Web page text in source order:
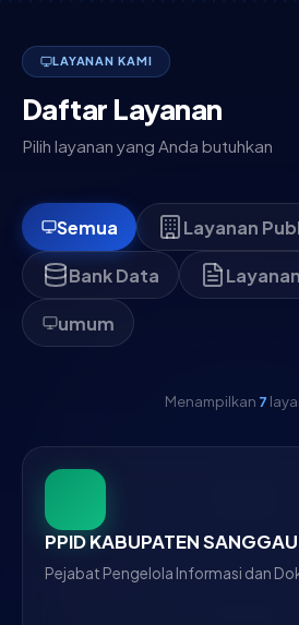
LAYANAN KAMI
Daftar Layanan
Pilih layanan yang Anda butuhkan
Semua Layanan
Bank Data
umum
Menampilkan 7
PPID KABUPATEN SANGGAU
Pejabat Pengelola Informasi dan